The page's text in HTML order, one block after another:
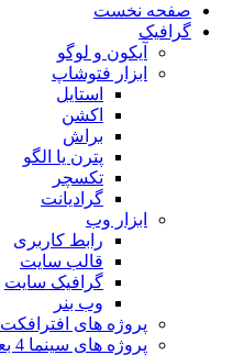
صفحه نخست
گرافیک
آیکون و لوگو
ابزار فتوشاپ
استایل
اکشن
براش
پترن یا الگو
تکسچر
گرادیانت
ابزار وب
رابط کاربری
قالب سایت
گرافیک سایت
وب بنر
پروژه های افترافکت
پروژه های سینما 4 بعدی